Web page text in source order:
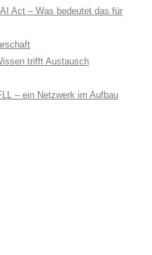
Act – Was bedeutet das für
trifft Austausch
– ein Netzwerk im Aufbau